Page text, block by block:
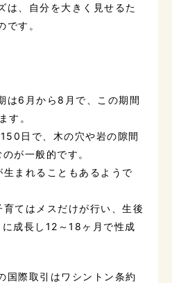
は、自分を大きく見せるた
です。
は6月から8月で、この期間
す。
日で、木の穴や岩の隙間
が一般的です。
まれることもあるようで
てはメスだけが行い、生後
成長し12～18ヶ月で性成
国際取引はワシントン条約